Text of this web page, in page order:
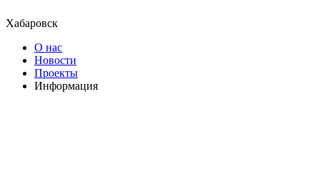
Хабаровск
О нас
Новости
Проекты
Информация